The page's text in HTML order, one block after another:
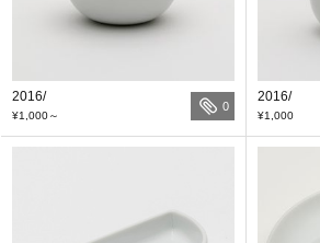
2016/
¥1,000～
0
2016/
¥1,000